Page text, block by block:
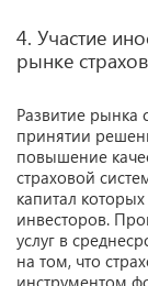
4. Участие
рынке
Развитие рынка
принятии
повышение
страховой
капитал
инвесторов.
услуг в
на том, что
инструментом